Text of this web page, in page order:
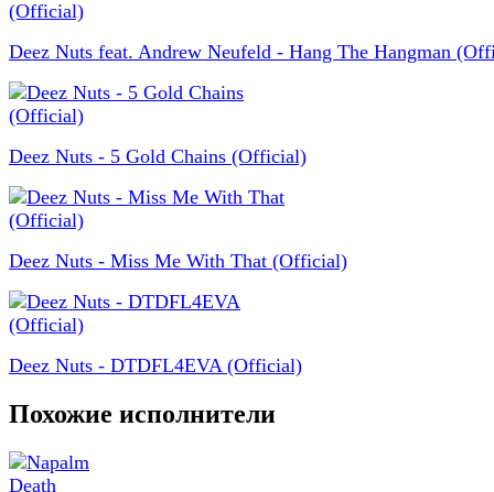
Deez Nuts feat. Andrew Neufeld - Hang The Hangman
Deez Nuts - 5 Gold Chains (Official)
Deez Nuts - Miss Me With That (Official)
Deez Nuts - DTDFL4EVA (Official)
Похожие исполнители